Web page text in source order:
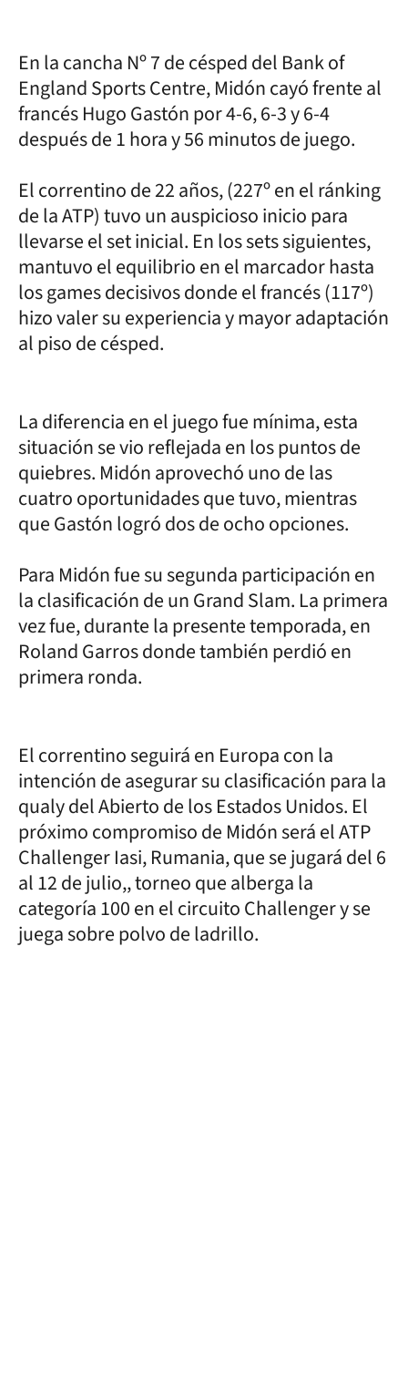
En la cancha Nº 7 de césped del Bank of
England Sports Centre, Midón cayó frente al
francés Hugo Gastón por 4-6, 6-3 y 6-4
después de 1 hora y 56 minutos de juego.
El correntino de 22 años, (227º en el ránking
de la ATP) tuvo un auspicioso inicio para
llevarse el set inicial. En los sets siguientes,
mantuvo el equilibrio en el marcador hasta
los games decisivos donde el francés (117º)
hizo valer su experiencia y mayor adaptación
al piso de césped.
La diferencia en el juego fue mínima, esta
situación se vio reflejada en los puntos de
quiebres. Midón aprovechó uno de las
cuatro oportunidades que tuvo, mientras
que Gastón logró dos de ocho opciones.
Para Midón fue su segunda participación en
la clasificación de un Grand Slam. La primera
vez fue, durante la presente temporada, en
Roland Garros donde también perdió en
primera ronda.
El correntino seguirá en Europa con la
intención de asegurar su clasificación para la
qualy del Abierto de los Estados Unidos. El
próximo compromiso de Midón será el ATP
Challenger Iasi, Rumania, que se jugará del 6
al 12 de julio,, torneo que alberga la
categoría 100 en el circuito Challenger y se
juega sobre polvo de ladrillo.